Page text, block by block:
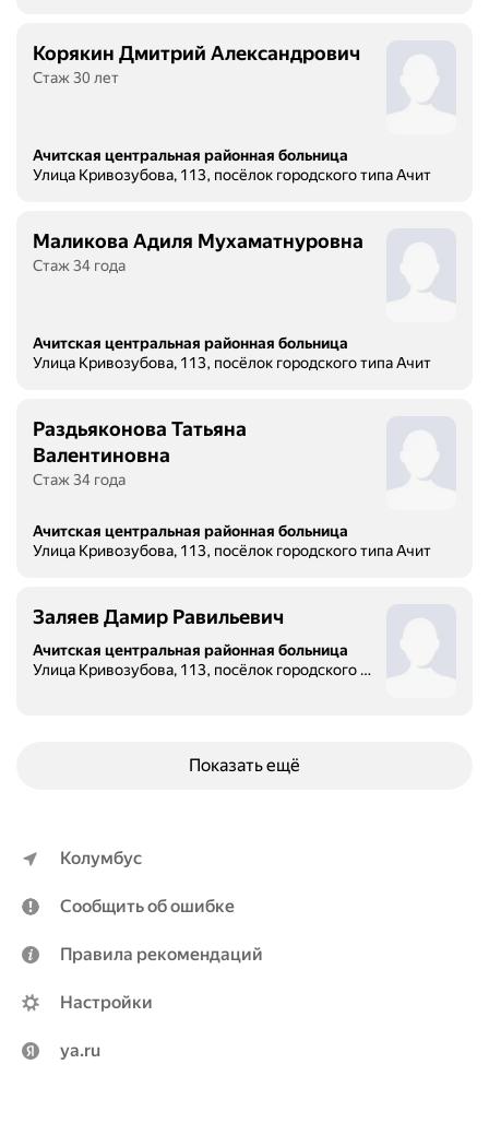
Корякин Дмитрий Александрович
Стаж 30 лет
Ачитская центральная районная больница
Улица Кривозубова, 113, посёлок городского типа Ачит
Маликова Адиля Мухаматнуровна
Стаж 34 года
Ачитская центральная районная больница
Улица Кривозубова, 113, посёлок городского типа Ачит
Раздьяконова Татьяна
Валентиновна
Стаж 34 года
Ачитская центральная районная больница
Улица Кривозубова, 113, посёлок городского типа Ачит
Заляев Дамир Равильевич
Ачитская центральная районная больница
Улица Кривозубова, 113, посёлок городского типа Ачит
Показать ещё
Колумбус
Сообщить об ошибке
Правила рекомендаций
Настройки
ya.ru